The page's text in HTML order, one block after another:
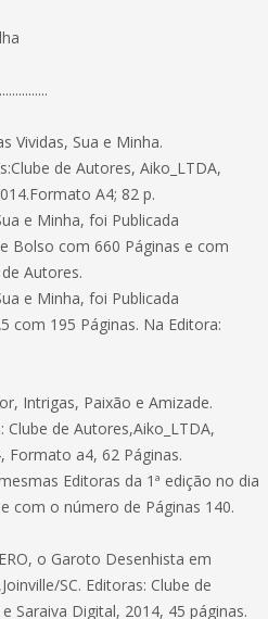
Vividas, Sua e Minha.
de Autores, Aiko_LTDA,
A4; 82 p.
e Minha, foi Publicada
Bolso com 660 Páginas e com
Autores.
e Minha, foi Publicada
com 195 Páginas. Na Editora:
Intrigas, Paixão e Amizade.
Clube de Autores,Aiko_LTDA,
Formato a4, 62 Páginas.
Editoras da 1ª edição no dia
com o número de Páginas 140.
o Garoto Desenhista em
SC. Editoras: Clube de
Saraiva Digital, 2014, 45 páginas.